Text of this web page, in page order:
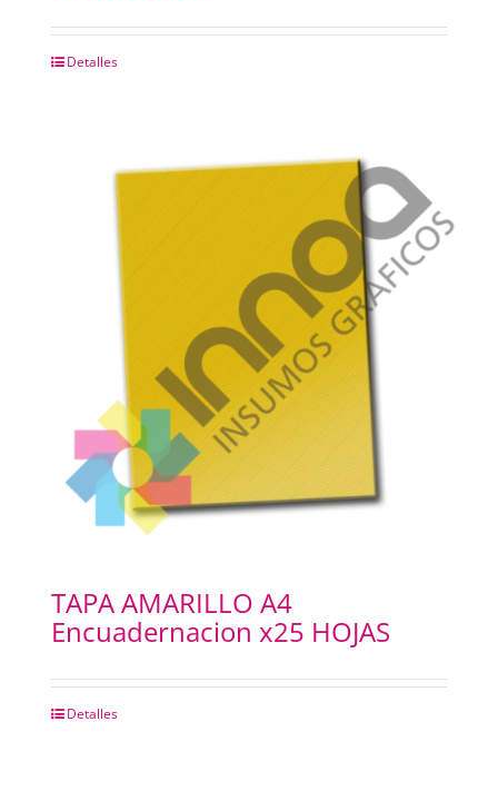
Detalles
TAPA AMARILLO A4
Encuadernacion x25 HOJAS
Detalles